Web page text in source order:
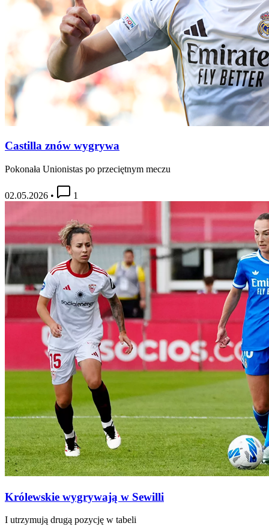
Castilla znów wygrywa
Pokonała Unionistas po przeciętnym meczu
02.05.2026 • 1
Królewskie wygrywają w Sewilli
I utrzymują drugą pozycję w tabeli